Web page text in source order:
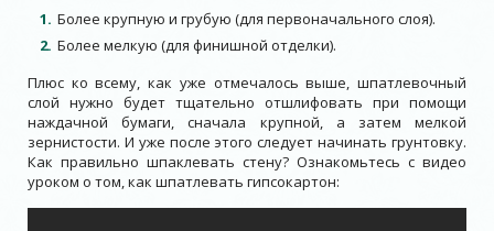
Более крупную и грубую (для первоначального слоя).
Более мелкую (для финишной отделки).
Плюс ко всему, как уже отмечалось выше, шпатлевочный
слой нужно будет тщательно отшлифовать при помощи
наждачной бумаги, сначала крупной, а затем мелкой
зернистости. И уже после этого следует начинать грунтовку.
Как правильно шпаклевать стену? Ознакомьтесь с видео
уроком о том, как шпатлевать гипсокартон: